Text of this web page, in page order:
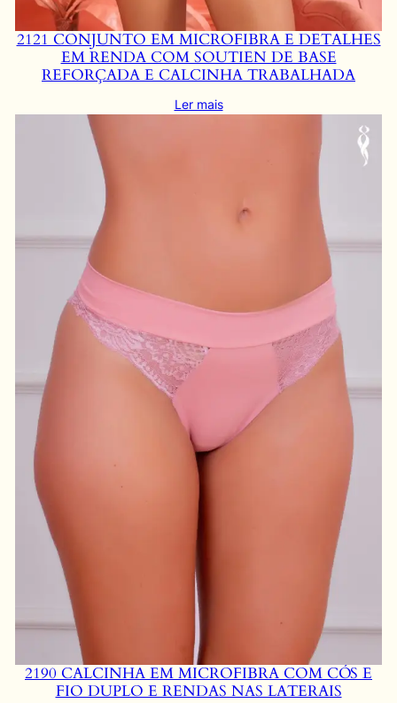
2121 CONJUNTO EM MICROFIBRA E DETALHES
EM RENDA COM SOUTIEN DE BASE
REFORÇADA E CALCINHA TRABALHADA
Ler mais
2190 CALCINHA EM MICROFIBRA COM CÓS E
FIO DUPLO E RENDAS NAS LATERAIS